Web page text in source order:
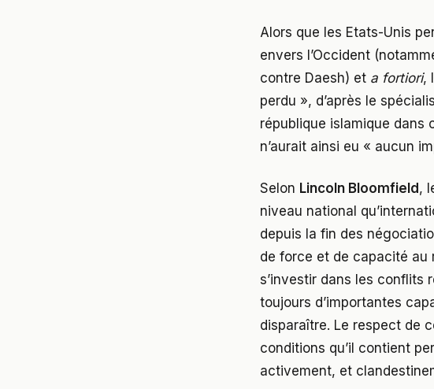
Alors que les Etats-Unis
envers l’Occident
contre Daesh) et a fortiori,
perdu », d’après le
république islamique dans
n’aurait ainsi eu « aucun
Selon Lincoln Bloomfield,
niveau national
depuis la fin des
de force et de capacité au
s’investir dans les conflits
toujours d’importantes
disparaître. Le respect de
conditions qu’il contient
activement, et